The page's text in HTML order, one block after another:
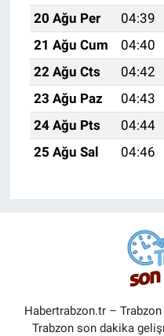
20 Ağu Per
04:39
21 Ağu Cum
04:40
22 Ağu Cts
04:42
23 Ağu Paz
04:43
24 Ağu Pts
04:44
25 Ağu Sal
04:46
Habertrabzon.tr –
Trabzon son dakika